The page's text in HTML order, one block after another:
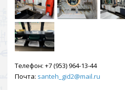
Телефон: +7 (953) 964-13-44
Почта: santeh_gid2@mail.ru